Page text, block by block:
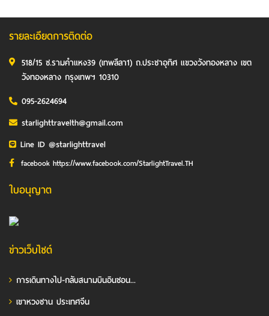
รายละเอียดการติดต่อ
518/15 ซ.รามคำแหง39 (เทพลีลา1) ถ.ประชาอุทิศ แขวงวังทองหลาง เขต
วังทองหลาง กรุงเทพฯ 10310
095-2624694
starlighttravelth@gmail.com
Line ID @starlighttravel
facebook https://www.facebook.com/StarlightTravel.TH
ใบอนุญาต
ข่าวเว็บไซต์
การเดินทางไป-กลับสนามบินอินชอน...
เขาหวงซาน ประเทศจีน